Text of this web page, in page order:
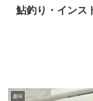
鮎釣り・インス
趣味